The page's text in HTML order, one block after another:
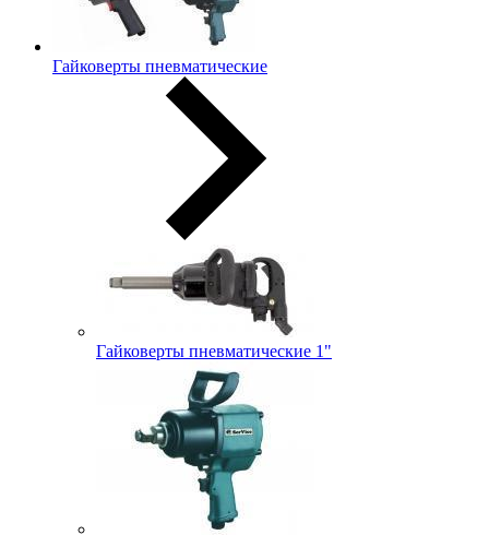
Гайковерты пневматические
Гайковерты пневматические 1"